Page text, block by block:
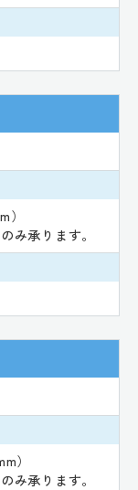
み承ります。
）
み承ります。